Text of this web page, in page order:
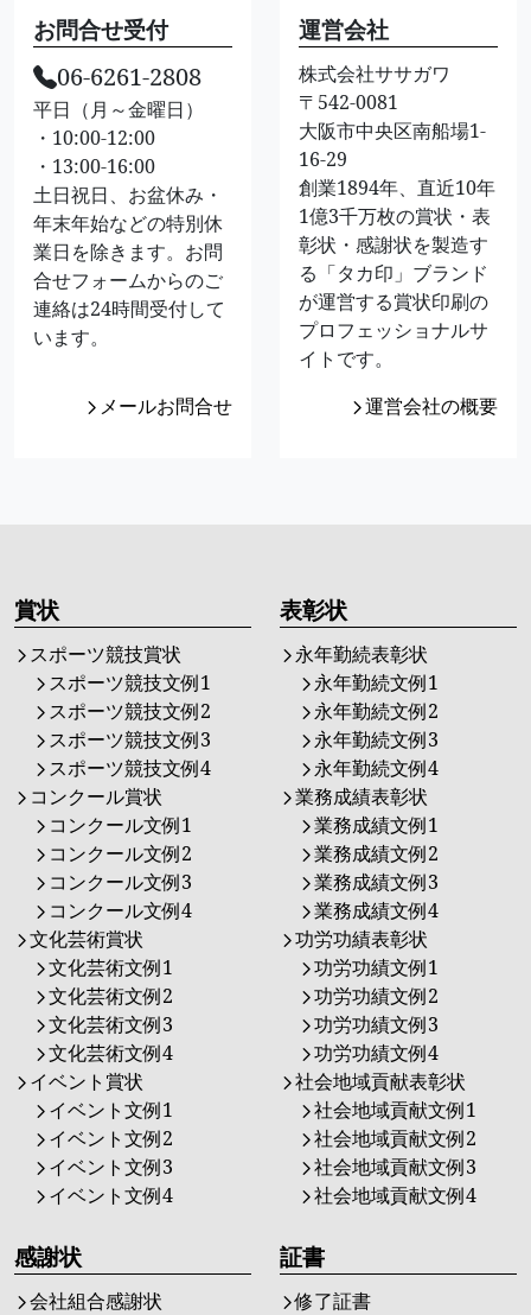
お問合せ受付
06-6261-2808
平日（月～金曜日）
・10:00-12:00
・13:00-16:00
土日祝日、お盆休み・
年末年始などの特別休
業日を除きます。お問
合せフォームからのご
連絡は24時間受付して
います。
メールお問合せ
運営会社
株式会社ササガワ
〒542-0081
大阪市中央区南船場1-
16-29
創業1894年、直近10年
1億3千万枚の賞状・表
彰状・感謝状を製造す
る「タカ印」ブランド
が運営する賞状印刷の
プロフェッショナルサ
イトです。
運営会社の概要
賞状
スポーツ競技賞状
スポーツ競技文例1
スポーツ競技文例2
スポーツ競技文例3
スポーツ競技文例4
コンクール賞状
コンクール文例1
コンクール文例2
コンクール文例3
コンクール文例4
文化芸術賞状
文化芸術文例1
文化芸術文例2
文化芸術文例3
文化芸術文例4
イベント賞状
イベント文例1
イベント文例2
イベント文例3
イベント文例4
表彰状
永年勤続表彰状
永年勤続文例1
永年勤続文例2
永年勤続文例3
永年勤続文例4
業務成績表彰状
業務成績文例1
業務成績文例2
業務成績文例3
業務成績文例4
功労功績表彰状
功労功績文例1
功労功績文例2
功労功績文例3
功労功績文例4
社会地域貢献表彰状
社会地域貢献文例1
社会地域貢献文例2
社会地域貢献文例3
社会地域貢献文例4
感謝状
会社組合感謝状
証書
修了証書